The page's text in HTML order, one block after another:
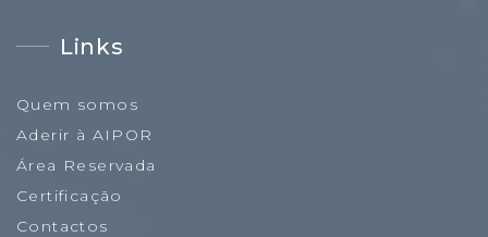
Links
Quem somos
Aderir à AIPOR
Área Reservada
Certificação
Contactos